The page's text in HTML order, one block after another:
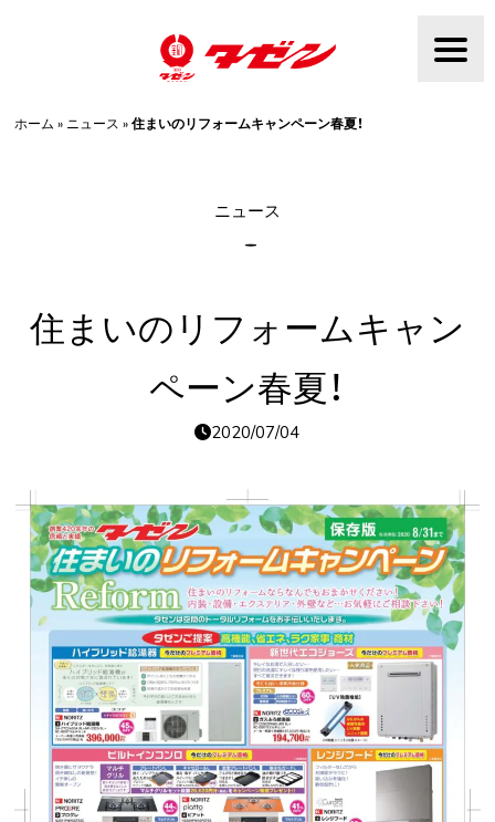
ホーム » ニュース »住まいのリフォームキャンペーン春夏！
ニュース
住まいのリフォームキャン
ペーン春夏！
2020/07/04